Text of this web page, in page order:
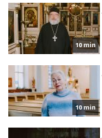
10 min
10 min